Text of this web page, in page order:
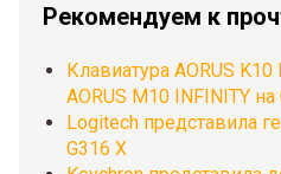
Рекомендуем к
Клавиатура AORUS
AORUS M10 INFINITY
Logitech представила
G316 X